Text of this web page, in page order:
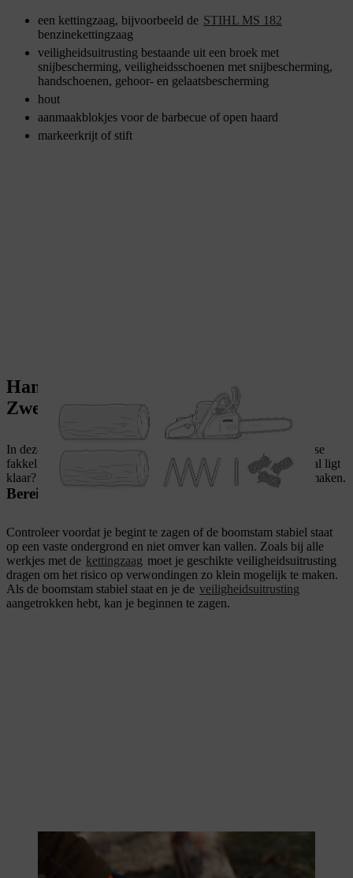
een kettingzaag, bijvoorbeeld de STIHL MS 182
benzinekettingzaag
veiligheidsuitrusting bestaande uit een broek met
snijbescherming, veiligheidsschoenen met snijbescherming,
handschoenen, gehoor- en gelaatsbescherming
hout
aanmaakblokjes voor de barbecue of open haard
markeerkrijt of stift
Handleiding voor doe-het-zelvers: een
Zweedse fakkel maken
In deze stap-voor-staphandleiding tonen we hoe je een Zweedse
fakkel maakt. Je hebt het juiste hout gekozen en al het materiaal ligt
klaar? Dan kan je aan de slag om zelf een Zweedse fakkel te maken.
Bereid de boomstam voor
Controleer voordat je begint te zagen of de boomstam stabiel staat
op een vaste ondergrond en niet omver kan vallen. Zoals bij alle
werkjes met de kettingzaag moet je geschikte veiligheidsuitrusting
dragen om het risico op verwondingen zo klein mogelijk te maken.
Als de boomstam stabiel staat en je de veiligheidsuitrusting
aangetrokken hebt, kan je beginnen te zagen.